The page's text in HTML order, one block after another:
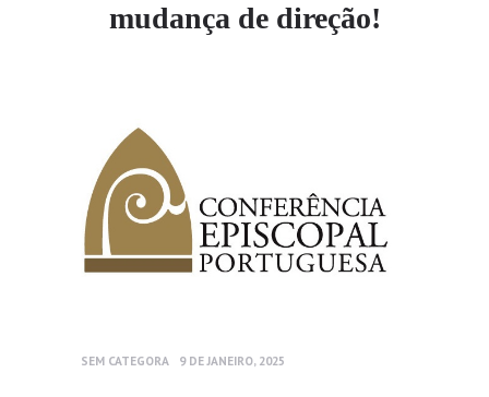
mudança de direção!
SEM CATEGORA 9 DE JANEIRO, 2025